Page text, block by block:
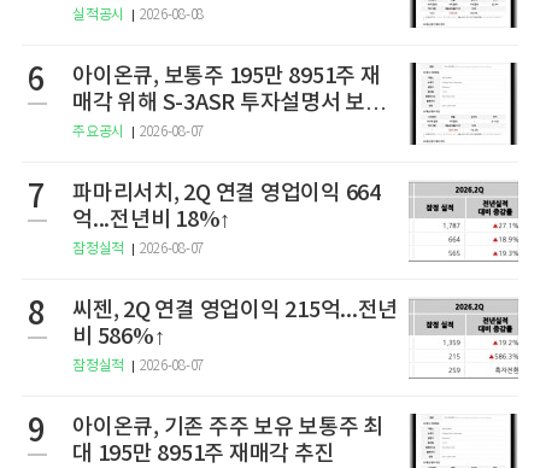
실적공시 2026-08-08
6
아이온큐, 보통주 195만 8951주 재
매각 위해 S-3ASR 투자설명서 보충
서 제출
주요공시 2026-08-07
7
파마리서치, 2Q 연결 영업이익 664
억...전년비 18%↑
잠정실적 2026-08-07
8
씨젠, 2Q 연결 영업이익 215억...전년
비 586%↑
잠정실적 2026-08-07
9
아이온큐, 기존 주주 보유 보통주 최
대 195만 8951주 재매각 추진